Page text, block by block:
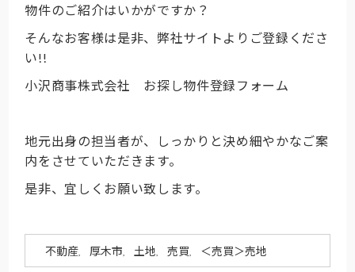
物件のご紹介はいかがですか？
そんなお客様は是非、弊社サイトよりご登録くださ
い!!
小沢商事株式会社 お探し物件登録フォーム
地元出身の担当者が、しっかりと決め細やかなご案
内をさせていただきます。
是非、宜しくお願い致します。
不動産 厚木市 土地 売買 ＜売買＞売地